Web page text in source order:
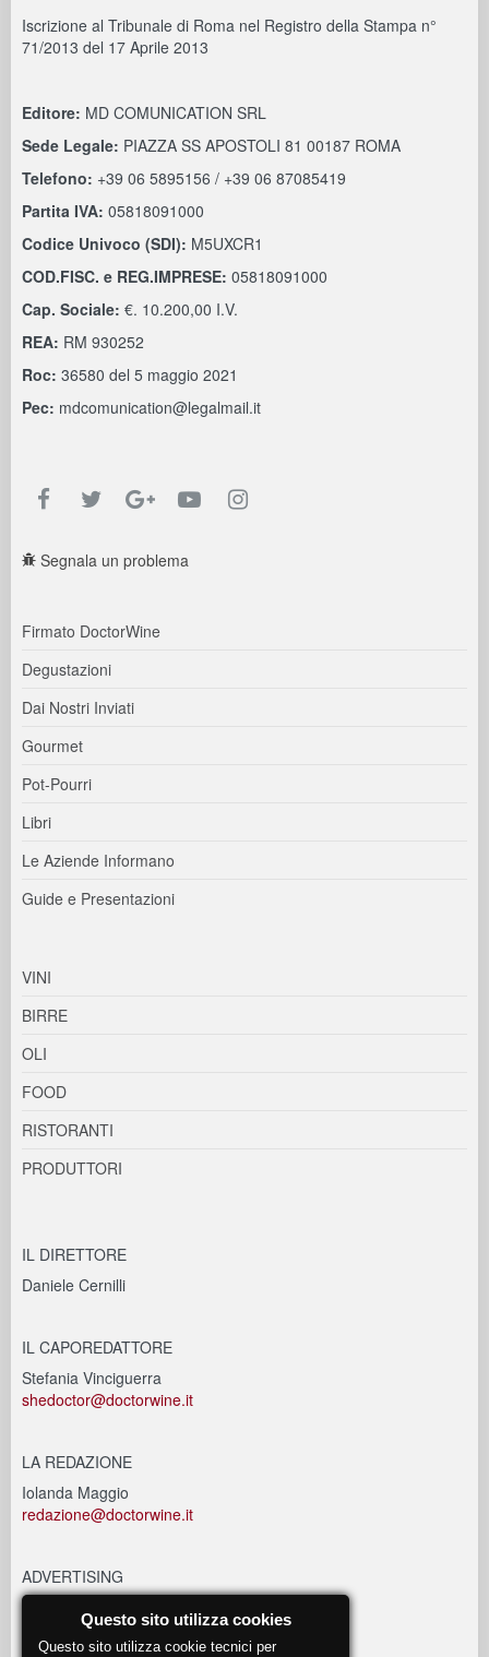
Iscrizione al Tribunale di Roma nel Registro della Stampa n°
71/2013 del 17 Aprile 2013
Editore: MD COMUNICATION SRL
Sede Legale: PIAZZA SS APOSTOLI 81 00187 ROMA
Telefono: +39 06 5895156 / +39 06 87085419
Partita IVA: 05818091000
Codice Univoco (SDI): M5UXCR1
COD.FISC. e REG.IMPRESE: 05818091000
Cap. Sociale: €. 10.200,00 I.V.
REA: RM 930252
Roc: 36580 del 5 maggio 2021
Pec: mdcomunication@legalmail.it
Segnala un problema
Firmato DoctorWine
Degustazioni
Dai Nostri Inviati
Gourmet
Pot-Pourri
Libri
Le Aziende Informano
Guide e Presentazioni
VINI
BIRRE
OLI
FOOD
RISTORANTI
PRODUTTORI
IL DIRETTORE
Daniele Cernilli
IL CAPOREDATTORE
Stefania Vinciguerra
shedoctor@doctorwine.it
LA REDAZIONE
Iolanda Maggio
redazione@doctorwine.it
ADVERTISING
Questo sito utilizza cookies
Questo sito utilizza cookie tecnici per